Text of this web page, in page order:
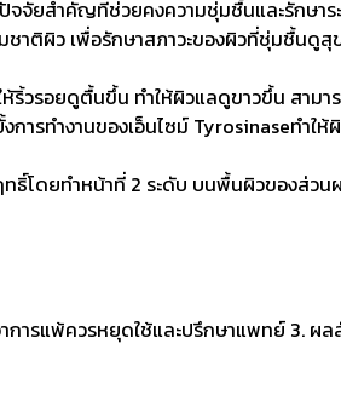
จจัยสำคัญที่ช่วยคงความชุ่มชื้นและรักษา
ชาติผิว เพื่อรักษาสภาวะของผิวที่ชุ่มชื้นดู
วรอยดูตื้นขึ้น ทำให้ผิวแลดูขาวขึ้น สาม
รทำงานของเอ็นไซม์ Tyrosinaseทำใ
ธิ์โดยทำหน้าที่ 2 ระดับ บนพื้นผิวของส่ว
การแพ้ควรหยุดใช้และปรึกษาแพทย์ 3.